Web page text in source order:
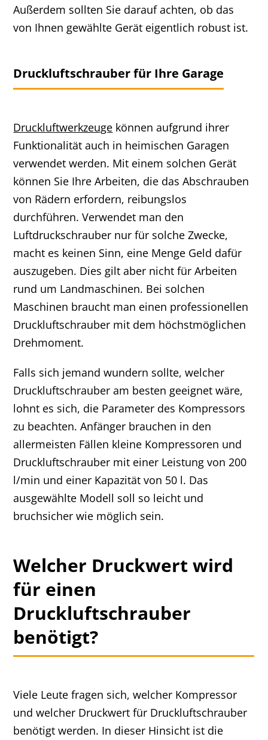
Außerdem sollten Sie darauf achten, ob das
von Ihnen gewählte Gerät eigentlich robust ist.
Druckluftschrauber für Ihre Garage
Druckluftwerkzeuge können aufgrund ihrer
Funktionalität auch in heimischen Garagen
verwendet werden. Mit einem solchen Gerät
können Sie Ihre Arbeiten, die das Abschrauben
von Rädern erfordern, reibungslos
durchführen. Verwendet man den
Luftdruckschrauber nur für solche Zwecke,
macht es keinen Sinn, eine Menge Geld dafür
auszugeben. Dies gilt aber nicht für Arbeiten
rund um Landmaschinen. Bei solchen
Maschinen braucht man einen professionellen
Druckluftschrauber mit dem höchstmöglichen
Drehmoment.
Falls sich jemand wundern sollte, welcher
Druckluftschrauber am besten geeignet wäre,
lohnt es sich, die Parameter des Kompressors
zu beachten. Anfänger brauchen in den
allermeisten Fällen kleine Kompressoren und
Druckluftschrauber mit einer Leistung von 200
l/min und einer Kapazität von 50 l. Das
ausgewählte Modell soll so leicht und
bruchsicher wie möglich sein.
Welcher Druckwert wird
für einen
Druckluftschrauber
benötigt?
Viele Leute fragen sich, welcher Kompressor
und welcher Druckwert für Druckluftschrauber
benötigt werden. In dieser Hinsicht ist die